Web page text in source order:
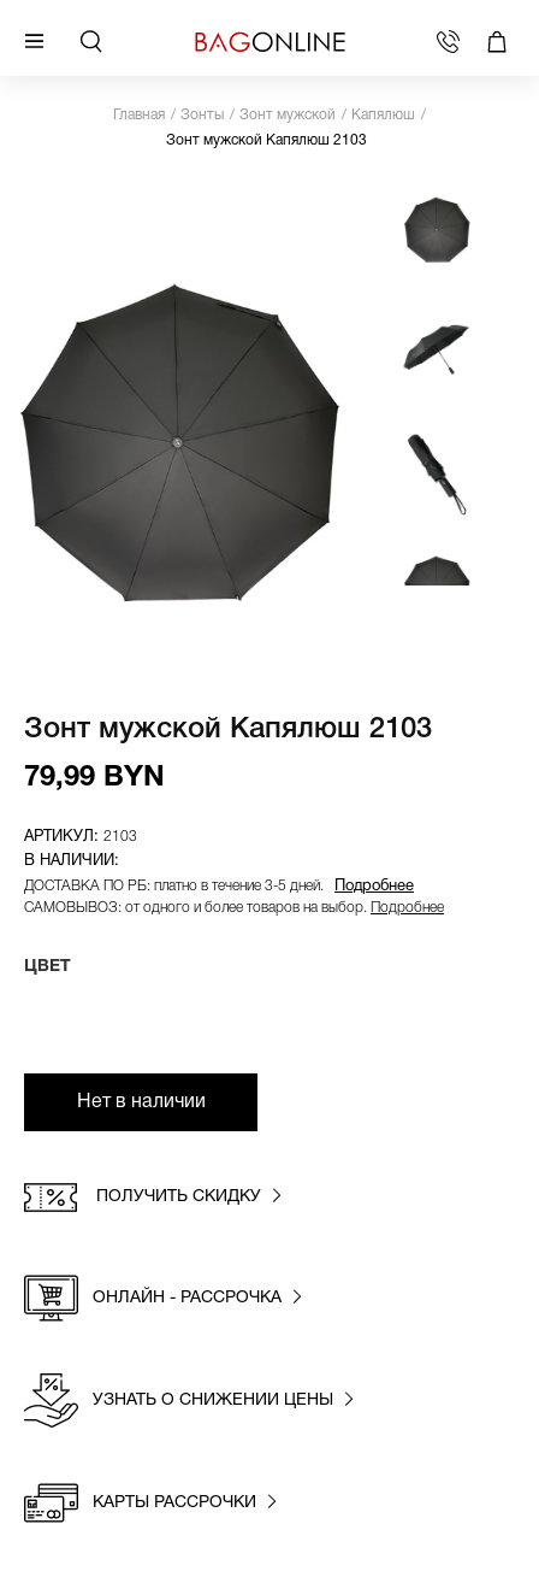
Главная Зонты Зонт мужской
Капялюш
Зонт мужской Капялюш 2103
Зонт мужской Капялюш 2103
79,99 BYN
2103
ДОСТАВКА ПО РБ: платно в течение 3-5 дней. Подробнее
САМОВЫВОЗ: от одного и более товаров на выбор. Подробнее
ЦВЕТ
Нет в наличии
ПОЛУЧИТЬ СКИДКУ
ОНЛАЙН - РАССРОЧКА
УЗНАТЬ О СНИЖЕНИИ ЦЕНЫ
КАРТЫ РАССРОЧКИ